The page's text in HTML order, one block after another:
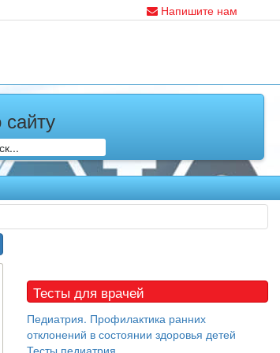
Напишите нам
Тесты для врачей
Педиатрия. Профилактика ранних
отклонений в состоянии здоровья детей
Тесты педиатрия